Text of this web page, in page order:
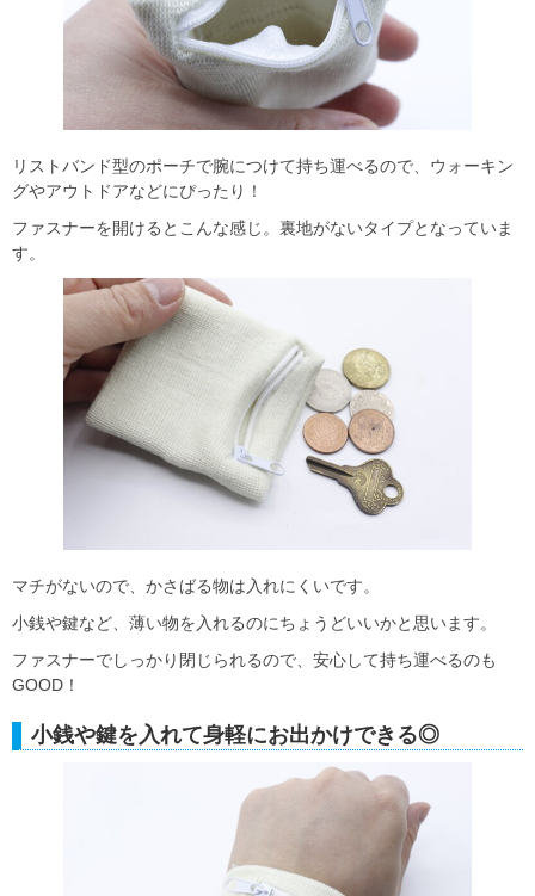
リストバンド型のポーチで腕につけて持ち運べるので、ウォーキン
グやアウトドアなどにぴったり！
ファスナーを開けるとこんな感じ。裏地がないタイプとなっていま
す。
マチがないので、かさばる物は入れにくいです。
小銭や鍵など、薄い物を入れるのにちょうどいいかと思います。
ファスナーでしっかり閉じられるので、安心して持ち運べるのも
GOOD！
小銭や鍵を入れて身軽にお出かけできる◎